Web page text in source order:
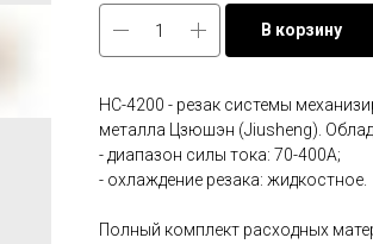
В корзину
HC-4200 - резак системы
металла Цзюшэн (Jiusheng).
- диапазон силы тока: 70-400A;
- охлаждение резака: жидкостное.
Полный комплект расходных